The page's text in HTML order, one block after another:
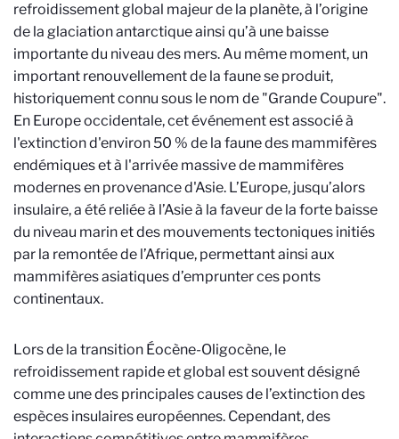
refroidissement global majeur de la planète, à l’origine
de la glaciation antarctique ainsi qu’à une baisse
importante du niveau des mers. Au même moment, un
important renouvellement de la faune se produit,
historiquement connu sous le nom de "Grande Coupure".
En Europe occidentale, cet événement est associé à
l'extinction d'environ 50 % de la faune des mammifères
endémiques et à l'arrivée massive de mammifères
modernes en provenance d'Asie. L’Europe, jusqu’alors
insulaire, a été reliée à l’Asie à la faveur de la forte baisse
du niveau marin et des mouvements tectoniques initiés
par la remontée de l’Afrique, permettant ainsi aux
mammifères asiatiques d’emprunter ces ponts
continentaux.
Lors de la transition Éocène-Oligocène, le
refroidissement rapide et global est souvent désigné
comme une des principales causes de l’extinction des
espèces insulaires européennes. Cependant, des